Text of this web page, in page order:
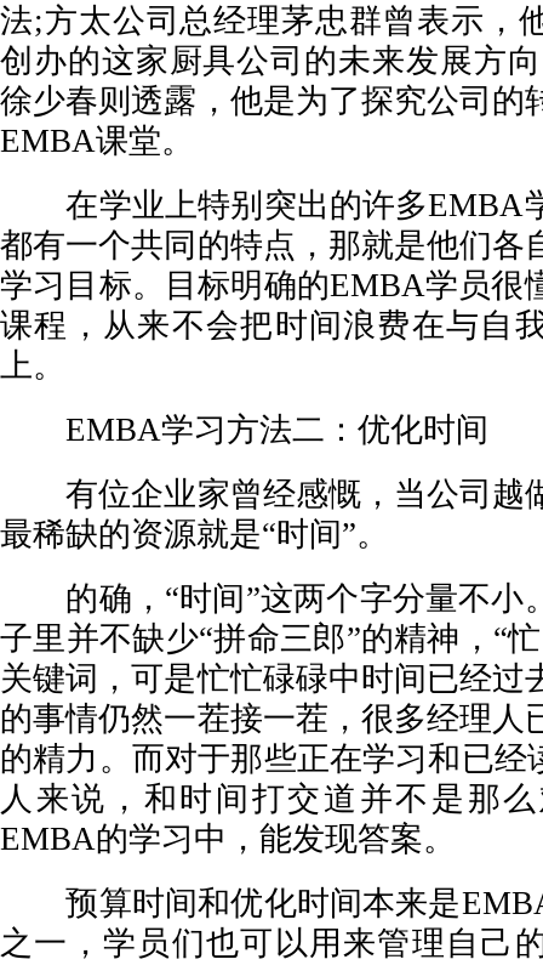
法;方太公司总经理茅忠群曾表示，
创办的这家厨具公司的未来发展方
徐少春则透露，他是为了探究公司的
EMBA课堂。
在学业上特别突出的许多EMBA
都有一个共同的特点，那就是他们各
学习目标。目标明确的EMBA学员很
课程，从来不会把时间浪费在与自
上。
EMBA学习方法二：优化时间
有位企业家曾经感慨，当公司越
最稀缺的资源就是“时间”。
的确，“时间”这两个字分量不小
子里并不缺少“拼命三郎”的精神，“
关键词，可是忙忙碌碌中时间已经过
的事情仍然一茬接一茬，很多经理人
的精力。而对于那些正在学习和已经
人来说，和时间打交道并不是那
EMBA的学习中，能发现答案。
预算时间和优化时间本来是
之一，学员们也可以用来管理自己